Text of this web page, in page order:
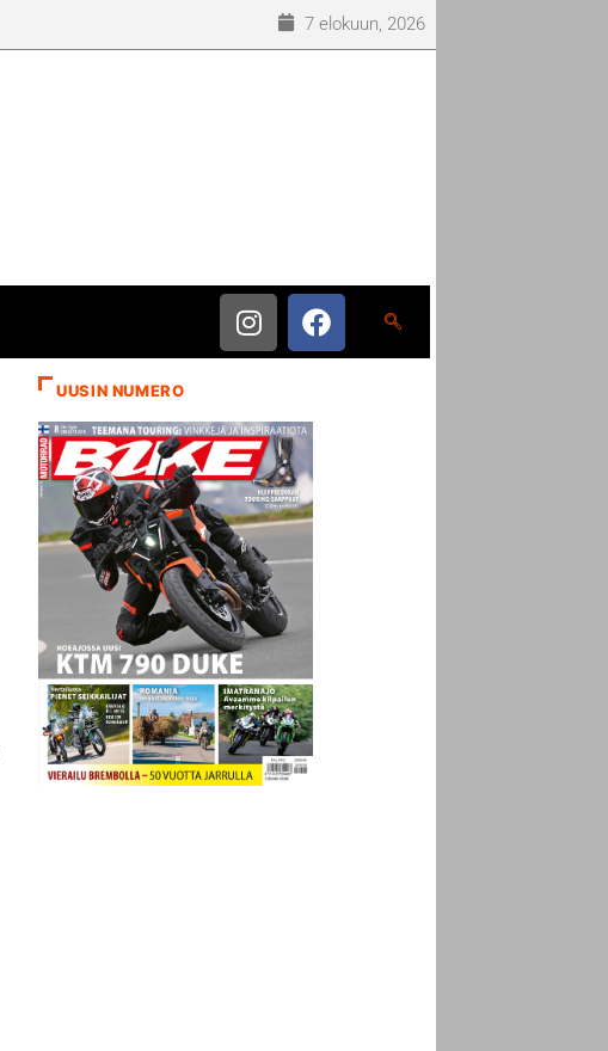
7 elokuun, 2026
UUSIN NUMERO